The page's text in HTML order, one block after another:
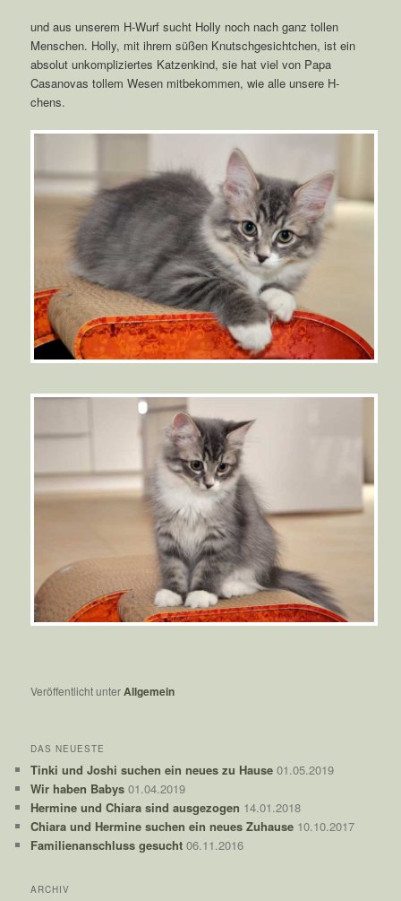
und aus unserem H-Wurf sucht Holly noch nach ganz tollen
Menschen. Holly, mit ihrem süßen Knutschgesichtchen, ist ein
absolut unkompliziertes Katzenkind, sie hat viel von Papa
Casanovas tollem Wesen mitbekommen, wie alle unsere H-
chens.
Veröffentlicht unterAllgemein
DAS NEUESTE
Tinki und Joshi suchen ein neues zu Hause 01.05.2019
Wir haben Babys 01.04.2019
Hermine und Chiara sind ausgezogen 14.01.2018
Chiara und Hermine suchen ein neues Zuhause 10.10.2017
Familienanschluss gesucht 06.11.2016
ARCHIV